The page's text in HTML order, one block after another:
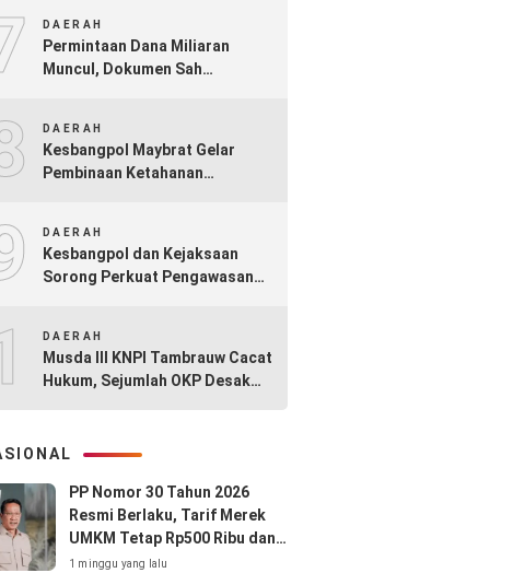
DAERAH
Permintaan Dana Miliaran
Muncul, Dokumen Sah
DAERAH
Kesbangpol Maybrat Gelar
Pembinaan Ketahanan
DAERAH
Kesbangpol dan Kejaksaan
Sorong Perkuat Pengawasan
DAERAH
Musda III KNPI Tambrauw Cacat
Hukum, Sejumlah OKP Desak
PP Nomor 30 Tahun 2026
Resmi Berlaku, Tarif Merek
UMKM Tetap Rp500 Ribu dan
Hak Cipta Lagu Gratis
1 minggu yang lalu